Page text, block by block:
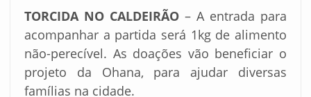
TORCIDA NO CALDEIRÃO – A entrada para
acompanhar a partida será 1kg de alimento
não-perecível. As doações vão beneficiar o
projeto da Ohana, para ajudar diversas
famílias na cidade.